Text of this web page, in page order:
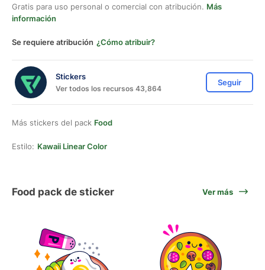
Gratis para uso personal o comercial con atribución. Más
información
Se requiere atribución ¿Cómo atribuir?
Stickers
Ver todos los recursos 43,864
Seguir
Más stickers del pack Food
Estilo: Kawaii Linear Color
Food pack de sticker Ver más